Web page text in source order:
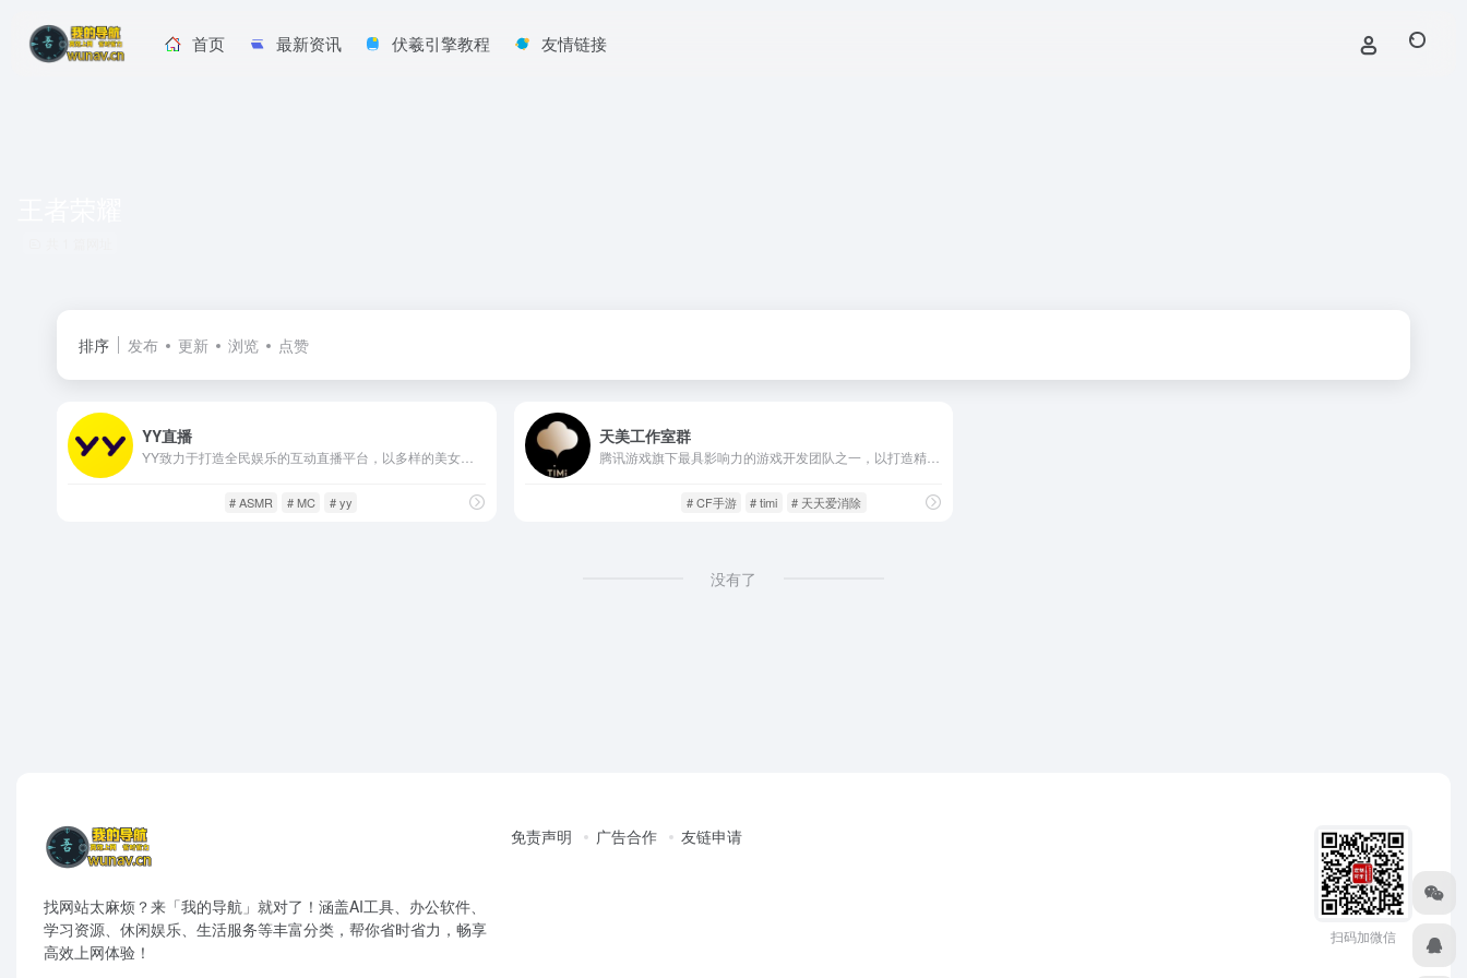
首页 最新资讯 伏羲引擎教程 友情链接
排序 发布 更新 浏览 点赞
YY直播
# ASMR # MC # yy
天美工作室群
腾讯游戏旗下最具影响力的游戏开发团队之一，以打造精品游戏和推动全球化战略闻名。精品手机游戏：《王者荣耀》《天天酷跑》《穿越火线：枪战王者》《天天爱消除》等。精品PC端游戏：《QQ飞车》《逆战》《御龙在天》《枪神纪》等。
# CF手游 # timi # 天天爱消除
没有了
找网站太麻烦？来「我的导航」就对了！涵盖AI工具、办公软件、
学习资源、休闲娱乐、生活服务等丰富分类，帮你省时省力，畅享
高效上网体验！
免责声明 广告合作 友链申请
扫码加微信